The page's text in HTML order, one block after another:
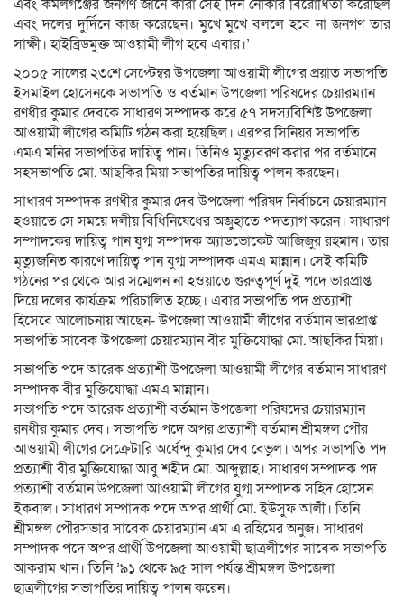
এবং কমলগঞ্জের জনগণ জানে কারা সেই দিন নৌকার বিরোধিতা করেছিল
এবং দলের দুর্দিনে কাজ করেছেন। মুখে মুখে বললে হবে না জনগণ তার
সাক্ষী। হাইব্রিডমুক্ত আওয়ামী লীগ হবে এবার।’
২০০৫ সালের ২৩শে সেপ্টেম্বর উপজেলা আওয়ামী লীগের প্রয়াত সভাপতি
ইসমাইল হোসেনকে সভাপতি ও বর্তমান উপজেলা পরিষদের চেয়ারম্যান
রণধীর কুমার দেবকে সাধারণ সম্পাদক করে ৫৭ সদস্যবিশিষ্ট উপজেলা
আওয়ামী লীগের কমিটি গঠন করা হয়েছিল। এরপর সিনিয়র সভাপতি
এমএ মনির সভাপতির দায়িত্ব পান। তিনিও মৃত্যুবরণ করার পর বর্তমানে
সহসভাপতি মো. আছকির মিয়া সভাপতির দায়িত্ব পালন করছেন।
সাধারণ সম্পাদক রণধীর কুমার দেব উপজেলা পরিষদ নির্বাচনে চেয়ারম্যান
হওয়াতে সে সময়ে দলীয় বিধিনিষেধের অজুহাতে পদত্যাগ করেন। সাধারণ
সম্পাদকের দায়িত্ব পান যুগ্ম সম্পাদক অ্যাডভোকেট আজিজুর রহমান। তার
মৃত্যুজনিত কারণে দায়িত্ব পান যুগ্ম সম্পাদক এমএ মান্নান। সেই কমিটি
গঠনের পর থেকে আর সম্মেলন না হওয়াতে গুরুত্বপূর্ণ দুই পদে ভারপ্রাপ্ত
দিয়ে দলের কার্যক্রম পরিচালিত হচ্ছে। এবার সভাপতি পদ প্রত্যাশী
হিসেবে আলোচনায় আছেন- উপজেলা আওয়ামী লীগের বর্তমান ভারপ্রাপ্ত
সভাপতি সাবেক উপজেলা চেয়ারম্যান বীর মুক্তিযোদ্ধা মো. আছকির মিয়া।
সভাপতি পদে আরেক প্রত্যাশী উপজেলা আওয়ামী লীগের বর্তমান সাধারণ
সম্পাদক বীর মুক্তিযোদ্ধা এমএ মান্নান।
সভাপতি পদে আরেক প্রত্যাশী বর্তমান উপজেলা পরিষদের চেয়ারম্যান
রনধীর কুমার দেব। সভাপতি পদে অপর প্রত্যাশী বর্তমান শ্রীমঙ্গল পৌর
আওয়ামী লীগের সেক্রেটারি অর্ধেন্দু কুমার দেব বেভুল। অপর সভাপতি পদ
প্রত্যাশী বীর মুক্তিযোদ্ধা আবু শহীদ মো. আব্দুল্লাহ। সাধারণ সম্পাদক পদ
প্রত্যাশী বর্তমান উপজেলা আওয়ামী লীগের যুগ্ম সম্পাদক সহিদ হোসেন
ইকবাল। সাধারণ সম্পাদক পদে অপর প্রার্থী মো. ইউসুফ আলী। তিনি
শ্রীমঙ্গল পৌরসভার সাবেক চেয়ারম্যান এম এ রহিমের অনুজ। সাধারণ
সম্পাদক পদে অপর প্রার্থী উপজেলা আওয়ামী ছাত্রলীগের সাবেক সভাপতি
আকরাম খান। তিনি ’৯১ থেকে ৯৫ সাল পর্যন্ত শ্রীমঙ্গল উপজেলা
ছাত্রলীগের সভাপতির দায়িত্ব পালন করেন।